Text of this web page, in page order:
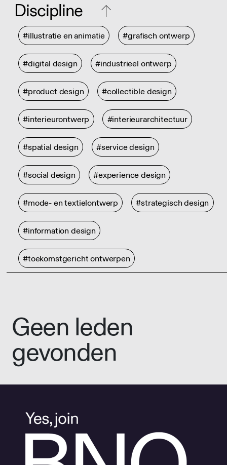
Discipline
#illustratie en animatie #grafisch ontwerp
#digital design #industrieel ontwerp
#product design #collectible design
#interieurontwerp #interieurarchitectuur
#spatial design #service design
#social design #experience design
#mode- en textielontwerp #strategisch design
#information design
#toekomstgericht ontwerpen
Geen leden
gevonden